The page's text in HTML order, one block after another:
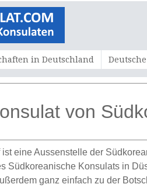
in Deutschland
von
eine Aussenstelle der
Südkoreanische Konsulats in
ganz einfach zu der